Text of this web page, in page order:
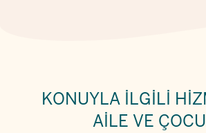
KONUYLA ILGILI
AILE VE